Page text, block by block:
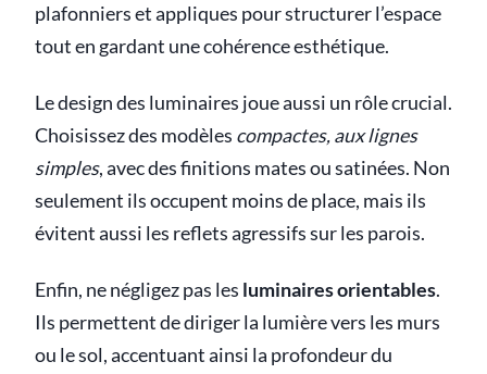
plafonniers et appliques pour structurer l’espace
tout en gardant une cohérence esthétique.
Le design des luminaires joue aussi un rôle crucial.
Choisissez des modèles compactes, aux lignes
simples, avec des finitions mates ou satinées. Non
seulement ils occupent moins de place, mais ils
évitent aussi les reflets agressifs sur les parois.
Enfin, ne négligez pas les luminaires orientables.
Ils permettent de diriger la lumière vers les murs
ou le sol, accentuant ainsi la profondeur du